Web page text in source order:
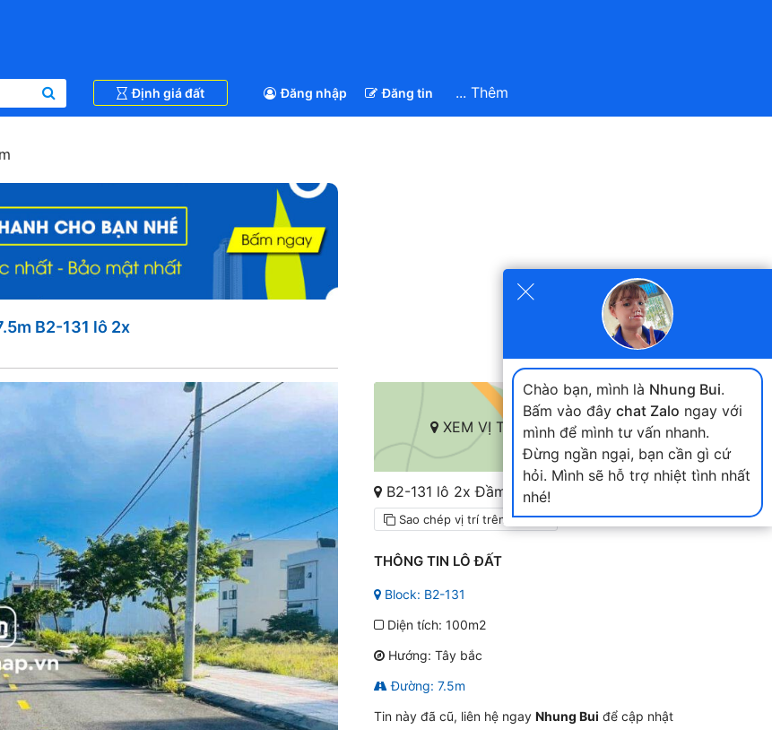
Định giá đất Đăng nhập Đăng tin ... Thêm
B2-131 lô 2x
XEM VỊ TRÍ TRÊN BẢN ĐỒ
B2-131 lô 2x Đầm Sen Nam Hòa Xuân
Sao chép vị trí trên bản đồ
THÔNG TIN LÔ ĐẤT
Block: B2-131
Diện tích: 100m2
Hướng: Tây bắc
Đường: 7.5m
Tin này đã cũ, liên hệ ngayNhung Bui để cập nhật
×
Chào bạn, mình là Nhung Bui.
Bấm vào đây chat Zalo ngay với
mình để mình tư vấn nhanh.
Đừng ngần ngại, bạn cần gì cứ
hỏi. Mình sẽ hỗ trợ nhiệt tình nhất
nhé!